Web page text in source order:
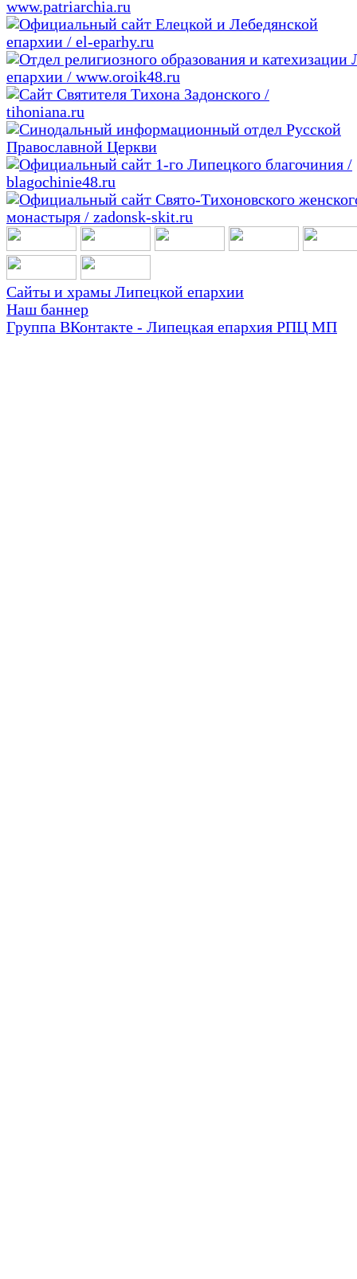
Сайты и храмы Липецкой епархии
Наш баннер
Группа ВКонтакте - Липецкая епархия РПЦ МП